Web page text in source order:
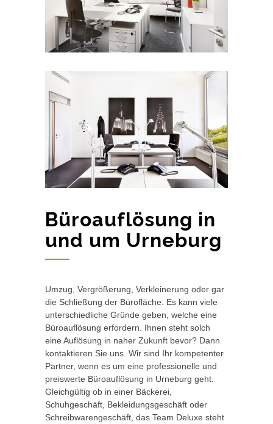
Büroauflösung in
und um Urneburg
Umzug, Vergrößerung, Verkleinerung oder gar
die Schließung der Bürofläche. Es kann viele
unterschiedliche Gründe geben, welche eine
Büroauflösung erfordern. Ihnen steht solch
eine Auflösung in naher Zukunft bevor? Dann
kontaktieren Sie uns. Wir sind Ihr kompetenter
Partner, wenn es um eine professionelle und
preiswerte Büroauflösung in Urneburg geht.
Gleichgültig ob in einer Bäckerei,
Schuhgeschäft, Bekleidungsgeschäft oder
Schreibwarengeschäft, das Team Deluxe steht